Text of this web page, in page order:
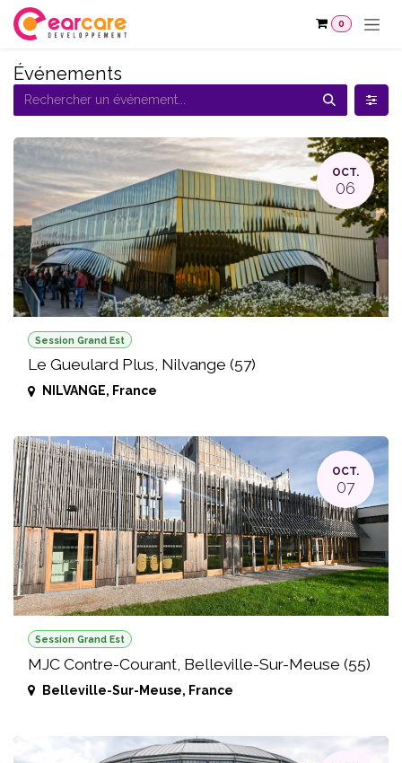
Se rendre au contenu
0
Événements
OCT.
06
Session Grand Est
Le Gueulard Plus, Nilvange (57)
NILVANGE, France
OCT.
07
Session Grand Est
MJC Contre-Courant, Belleville-Sur-Meuse (55)
Belleville-Sur-Meuse, France